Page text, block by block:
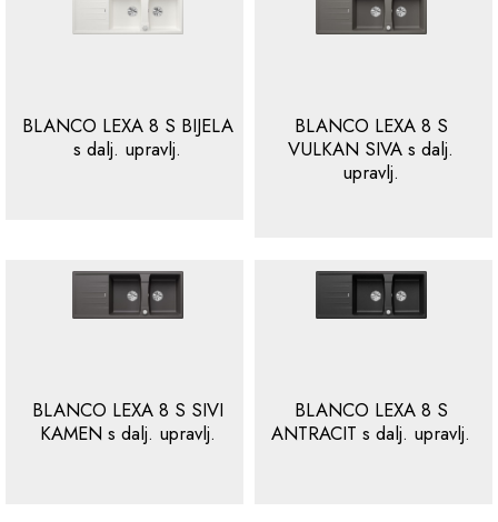
BLANCO LEXA 8 S BIJELA
s dalj. upravlj.
BLANCO LEXA 8 S
VULKAN SIVA s dalj.
upravlj.
BLANCO LEXA 8 S SIVI
KAMEN s dalj. upravlj.
BLANCO LEXA 8 S
ANTRACIT s dalj. upravlj.